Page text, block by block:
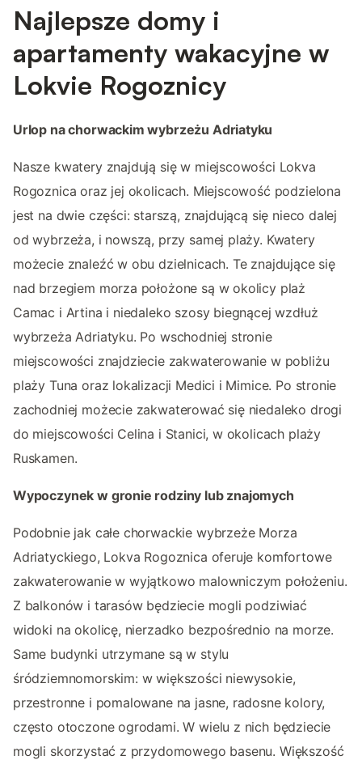
Najlepsze domy i
apartamenty wakacyjne w
Lokvie Rogoznicy
Urlop na chorwackim wybrzeżu Adriatyku
Nasze kwatery znajdują się w miejscowości Lokva
Rogoznica oraz jej okolicach. Miejscowość podzielona
jest na dwie części: starszą, znajdującą się nieco dalej
od wybrzeża, i nowszą, przy samej plaży. Kwatery
możecie znaleźć w obu dzielnicach. Te znajdujące się
nad brzegiem morza położone są w okolicy plaż
Camac i Artina i niedaleko szosy biegnącej wzdłuż
wybrzeża Adriatyku. Po wschodniej stronie
miejscowości znajdziecie zakwaterowanie w pobliżu
plaży Tuna oraz lokalizacji Medici i Mimice. Po stronie
zachodniej możecie zakwaterować się niedaleko drogi
do miejscowości Celina i Stanici, w okolicach plaży
Ruskamen.
Wypoczynek w gronie rodziny lub znajomych
Podobnie jak całe chorwackie wybrzeże Morza
Adriatyckiego, Lokva Rogoznica oferuje komfortowe
zakwaterowanie w wyjątkowo malowniczym położeniu.
Z balkonów i tarasów będziecie mogli podziwiać
widoki na okolicę, nierzadko bezpośrednio na morze.
Same budynki utrzymane są w stylu
śródziemnomorskim: w większości niewysokie,
przestronne i pomalowane na jasne, radosne kolory,
często otoczone ogrodami. W wielu z nich będziecie
mogli skorzystać z przydomowego basenu. Większość